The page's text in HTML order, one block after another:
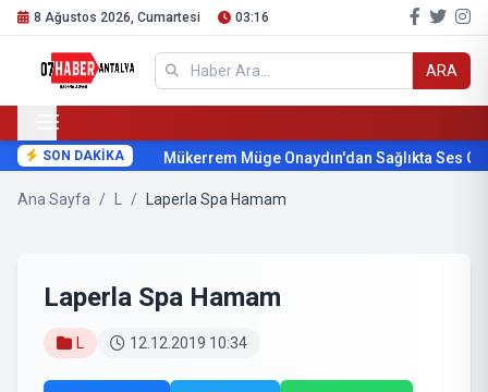
8 Ağustos 2026, Cumartesi 03:16
ARA
SON DAKİKA Mükerrem Müge Onaydın'dan Sağlıkta Ses
Ana Sayfa / / Laperla Spa Hamam
Laperla Spa Hamam
12.12.2019 10:34